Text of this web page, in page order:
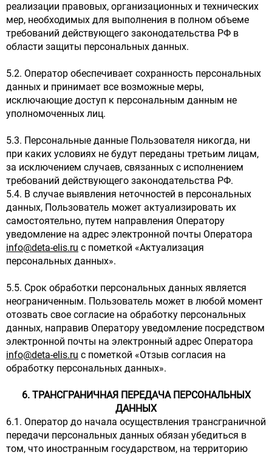
реализации правовых, организационных и технических
мер, необходимых для выполнения в полном объеме
требований действующего законодательства РФ в
области защиты персональных данных.
5.2. Оператор обеспечивает сохранность персональных
данных и принимает все возможные меры,
исключающие доступ к персональным данным не
уполномоченных лиц.
5.3. Персональные данные Пользователя никогда, ни
при каких условиях не будут переданы третьим лицам,
за исключением случаев, связанных с исполнением
требований действующего законодательства РФ.
5.4. В случае выявления неточностей в персональных
данных, Пользователь может актуализировать их
самостоятельно, путем направления Оператору
уведомление на адрес электронной почты Оператора
info@deta-elis.ru с пометкой «Актуализация
персональных данных».
5.5. Срок обработки персональных данных является
неограниченным. Пользователь может в любой момент
отозвать свое согласие на обработку персональных
данных, направив Оператору уведомление посредством
электронной почты на электронный адрес Оператора
info@deta-elis.ru с пометкой «Отзыв согласия на
обработку персональных данных».
6. ТРАНСГРАНИЧНАЯ ПЕРЕДАЧА ПЕРСОНАЛЬНЫХ
ДАННЫХ
6.1. Оператор до начала осуществления трансграничной
передачи персональных данных обязан убедиться в
том, что иностранным государством, на территорию